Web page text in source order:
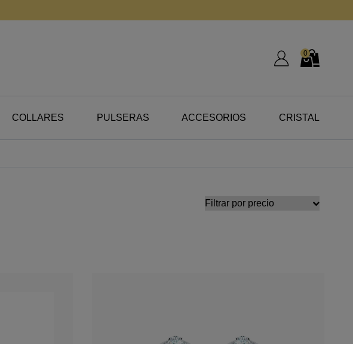
Mi CuentaMi Cesta
0
COLLARES PULSERAS ACCESORIOS CRISTAL